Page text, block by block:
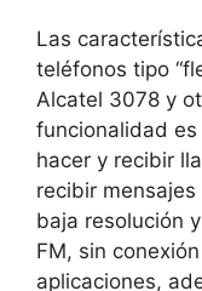
Las
teléfonos tipo
Alcatel 3078 y
funcionalidad
hacer y recibir
recibir
baja resolución
FM, sin
aplicaciones,